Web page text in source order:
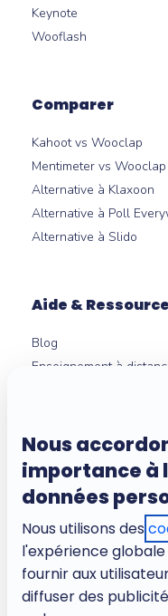
Nous
importance à
données
Nous utilisons des
l'expérience
fournir aux
diffuser des
Keynote
Wooflash
Comparer
Kahoot vs Wooclap
Mentimeter vs Wooclap
Alternative à Klaxoon
Alternative à Poll
Alternative à Slido
Aide &
Blog
Enseignement à
Experts en
Outils gratuits
Micro-learning
À propos
Entreprise
Carrières